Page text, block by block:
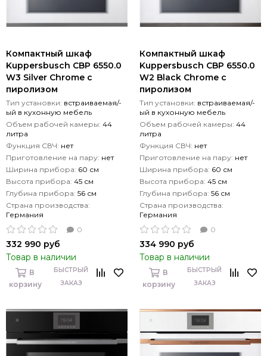
Компактный шкаф
Kuppersbusch CBP 6550.0
W3 Silver Chrome с
пиролизом
Тип установки: встраиваемая/-
ый в кухонную мебель
Объем рабочей камеры: 44
литра
Функция СВЧ: нет
Приготовление на пару: нет
Ширина прибора: 60 см
Высота прибора: 45 см
Глубина прибора: 56 см
Страна производства:
Германия
0
332 990 руб
Товар в наличии
В
корзину
БЫСТРЫЙ
ЗАКАЗ
Компактный шкаф
Kuppersbusch CBP 6550.0
W2 Black Chrome с
пиролизом
Тип установки: встраиваемая/-
ый в кухонную мебель
Объем рабочей камеры: 44
литра
Функция СВЧ: нет
Приготовление на пару: нет
Ширина прибора: 60 см
Высота прибора: 45 см
Глубина прибора: 56 см
Страна производства:
Германия
0
334 990 руб
Товар в наличии
В
корзину
БЫСТРЫЙ
ЗАКАЗ